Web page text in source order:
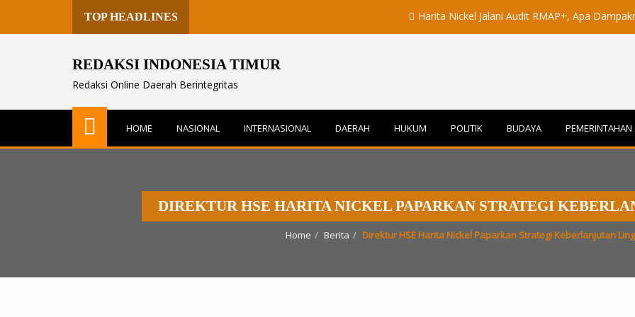
TOP HEADLINES Harita Nickel Jalani Audit RMAP+, Apa Dampaknya
REDAKSI INDONESIA TIMUR
Redaksi Online Daerah Berintegritas
HOME NASIONAL INTERNASIONAL DAERAH HUKUM POLITIK BUDAYA PEMERINTAHAN
DIREKTUR HSE HARITA NICKEL PAPARKAN STRATEGI
Home Berita Direktur HSE Harita Nickel Paparkan Strategi Keberlanjutan